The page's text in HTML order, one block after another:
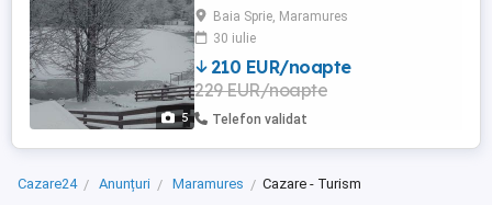
5
casă de vacanță este ascunsă într-o
pădure liniștită, între două lacuri
fermecătoare. Cu o arhitectură care îmbină
eleganța modernă cu farmecul rustic,
casa este un refugiu perfect pentru cei
care caută relaxare și confort. Spațiul ...
Baia Sprie, Maramures
30 iulie
210 EUR/noapte
229 EUR/noapte
Telefon validat
Cazare24 Anunțuri Maramures Cazare - Turism